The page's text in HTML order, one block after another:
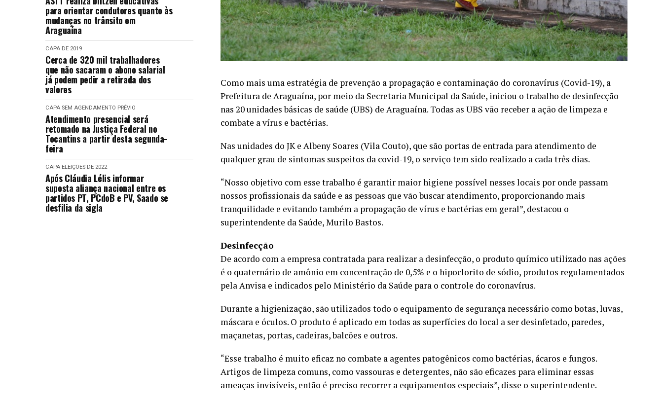
para orientar condutores quanto às
mudanças no trânsito em
Araguaína
CAPA DE 2019
Cerca de 320 mil trabalhadores
que não sacaram o abono salarial
já podem pedir a retirada dos
valores
CAPA SEM AGENDAMENTO PRÉVIO
Atendimento presencial será
retomado na Justiça Federal no
Tocantins a partir desta segunda-
feira
CAPA ELEIÇÕES DE 2022
Após Cláudia Lélis informar
suposta aliança nacional entre os
partidos PT, PCdoB e PV, Saado se
desfilia da sigla
Como mais uma estratégia de prevenção a propagação e contaminação do coronavírus (Covid-19), a
Prefeitura de Araguaína, por meio da Secretaria Municipal da Saúde, iniciou o trabalho de desinfecção
nas 20 unidades básicas de saúde (UBS) de Araguaína. Todas as UBS vão receber a ação de limpeza e
combate a vírus e bactérias.
Nas unidades do JK e Albeny Soares (Vila Couto), que são portas de entrada para atendimento de
qualquer grau de sintomas suspeitos da covid-19, o serviço tem sido realizado a cada três dias.
“Nosso objetivo com esse trabalho é garantir maior higiene possível nesses locais por onde passam
nossos profissionais da saúde e as pessoas que vão buscar atendimento, proporcionando mais
tranquilidade e evitando também a propagação de vírus e bactérias em geral”, destacou o
superintendente da Saúde, Murilo Bastos.
Desinfecção
De acordo com a empresa contratada para realizar a desinfecção, o produto químico utilizado nas ações
é o quaternário de amônio em concentração de 0,5% e o hipoclorito de sódio, produtos regulamentados
pela Anvisa e indicados pelo Ministério da Saúde para o controle do coronavírus.
Durante a higienização, são utilizados todo o equipamento de segurança necessário como botas, luvas,
máscara e óculos. O produto é aplicado em todas as superfícies do local a ser desinfetado, paredes,
maçanetas, portas, cadeiras, balcões e outros.
“Esse trabalho é muito eficaz no combate a agentes patogênicos como bactérias, ácaros e fungos.
Artigos de limpeza comuns, como vassouras e detergentes, não são eficazes para eliminar essas
ameaças invisíveis, então é preciso recorrer a equipamentos especiais”, disse o superintendente.